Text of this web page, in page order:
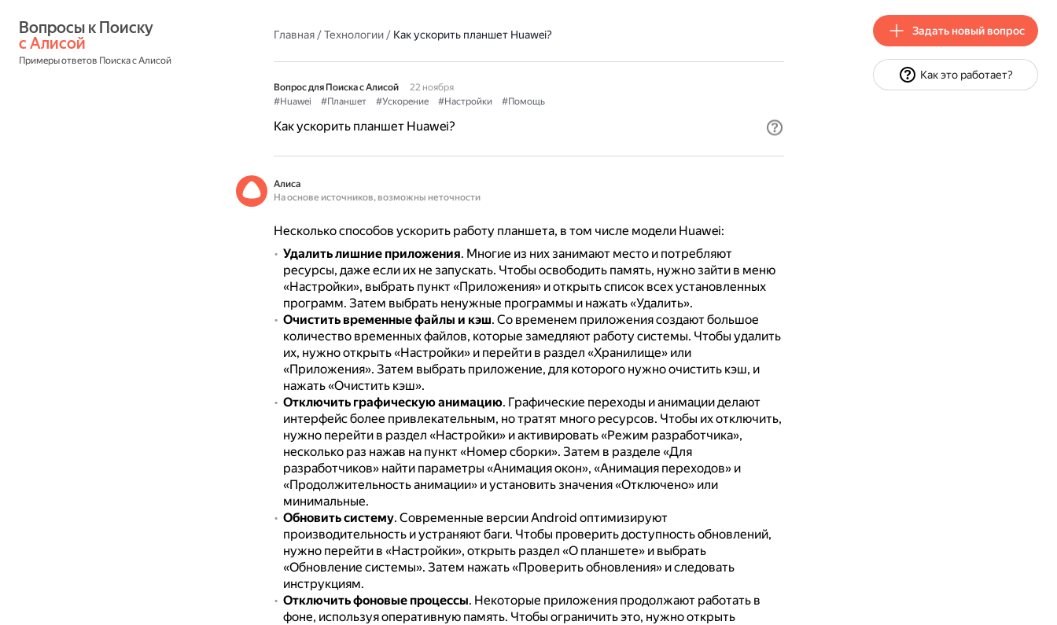
с Алисой
Примеры ответов Поиска с Алисой
Главная/Технологии/ Как ускорить планшет Huawei?
Вопрос для Поиска с Алисой
22 ноября
#Huawei
#Планшет #Ускорение #Настройки #Помощь
Как ускорить планшет Huawei?
Алиса
На основе источников, возможны неточности
Несколько способов ускорить работу планшета, в том числе модели Huawei:
Удалить лишние приложения. Многие из них занимают место и потребляют
ресурсы, даже если их не запускать. Чтобы освободить память, нужно зайти в меню
«Настройки», выбрать пункт «Приложения» и открыть список всех установленных
программ. Затем выбрать ненужные программы и нажать «Удалить».
Очистить временные файлы и кэш. Со временем приложения создают большое
количество временных файлов, которые замедляют работу системы. Чтобы удалить
их, нужно открыть «Настройки» и перейти в раздел «Хранилище» или
«Приложения». Затем выбрать приложение, для которого нужно очистить кэш, и
нажать «Очистить кэш».
Отключить графическую анимацию. Графические переходы и анимации делают
интерфейс более привлекательным, но тратят много ресурсов. Чтобы их отключить,
нужно перейти в раздел «Настройки» и активировать «Режим разработчика»,
несколько раз нажав на пункт «Номер сборки». Затем в разделе «Для
разработчиков» найти параметры «Анимация окон», «Анимация переходов» и
«Продолжительность анимации» и установить значения «Отключено» или
минимальные.
Обновить систему. Современные версии Android оптимизируют
производительность и устраняют баги. Чтобы проверить доступность обновлений,
нужно перейти в «Настройки», открыть раздел «О планшете» и выбрать
«Обновление системы». Затем нажать «Проверить обновления» и следовать
инструкциям.
Отключить фоновые процессы. Некоторые приложения продолжают работать в
фоне, используя оперативную память. Чтобы ограничить это, нужно открыть
Задать новый вопрос
Как это работает?